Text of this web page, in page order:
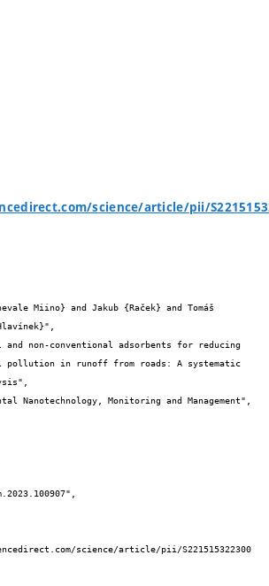
science/article/pii/
pollution in runoff from roads: A systematic
science/article/pii/S221515322300